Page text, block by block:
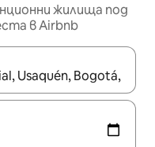
жилища под
в Airbnb
използвайте